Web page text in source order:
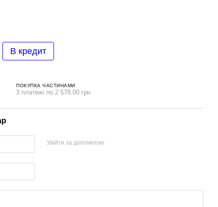
В кредит
ПОКУПКА ЧАСТИНАМИ
3 платежі по 2 578.00 грн
Увійти за допомогою